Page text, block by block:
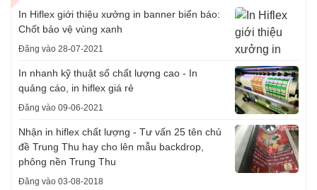
In Hiflex giới thiệu xưởng in banner biển báo:
Chốt bảo vệ vùng xanh
Đăng vào 28-07-2021
In nhanh kỹ thuật số chất lượng cao - In
quảng cáo, in hiflex giá rẻ
Đăng vào 09-06-2021
Nhận in hiflex chất lượng - Tư vấn 25 tên chủ
đề Trung Thu hay cho lên mẫu backdrop,
phông nền Trung Thu
Đăng vào 03-08-2018